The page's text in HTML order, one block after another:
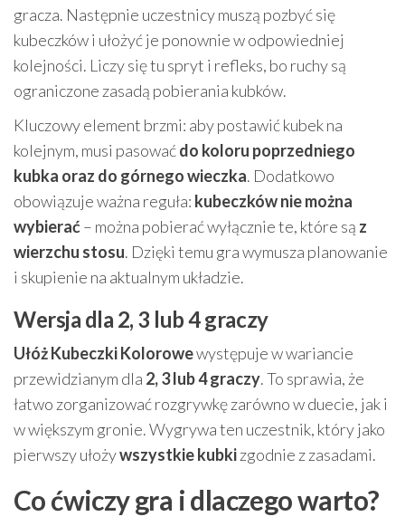
gracza. Następnie uczestnicy muszą pozbyć się
kubeczków i ułożyć je ponownie w odpowiedniej
kolejności. Liczy się tu spryt i refleks, bo ruchy są
ograniczone zasadą pobierania kubków.
Kluczowy element brzmi: aby postawić kubek na
kolejnym, musi pasowaćdo koloru poprzedniego
kubka oraz do górnego wieczka. Dodatkowo
obowiązuje ważna reguła: kubeczków nie można
wybierać– można pobierać wyłącznie te, które są z
wierzchu stosu. Dzięki temu gra wymusza planowanie
i skupienie na aktualnym układzie.
Wersja dla 2, 3 lub 4 graczy
Ułóż Kubeczki Kolorowewystępuje w wariancie
przewidzianym dla 2, 3 lub 4 graczy. To sprawia, że
łatwo zorganizować rozgrywkę zarówno w duecie, jak i
w większym gronie. Wygrywa ten uczestnik, który jako
pierwszy ułożywszystkie kubkizgodnie z zasadami.
Co ćwiczy gra i dlaczego warto?